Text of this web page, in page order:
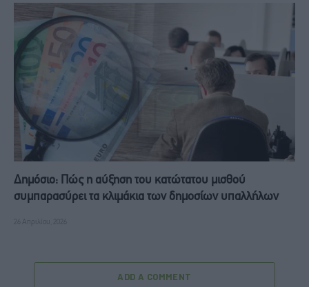
Δημόσιο: Πώς η αύξηση του κατώτατου μισθού
συμπαρασύρει τα κλιμάκια των δημοσίων υπαλλήλων
26 Απριλίου, 2026
ADD A COMMENT